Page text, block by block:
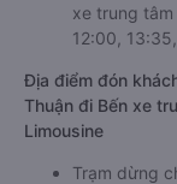
xe trung
12:00,
Địa điểm đón
Thuận đi Bến xe
Limousine
Trạm dừng